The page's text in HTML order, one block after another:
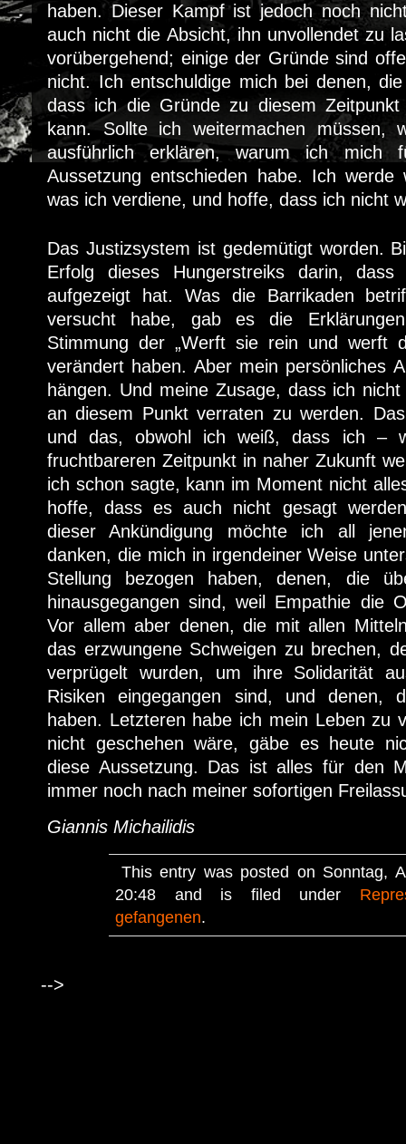
haben. Dieser Kampf ist jedoch noch
auch nicht die Absicht, ihn unvollendet zu
vorübergehend; einige der Gründe sind
nicht. Ich entschuldige mich bei denen,
dass ich die Gründe zu diesem
kann. Sollte ich weitermachen müssen,
ausführlich erklären, warum ich mich
Aussetzung entschieden habe. Ich
was ich verdiene, und hoffe, dass ich nicht
Das Justizsystem ist gedemütigt worden.
Erfolg dieses Hungerstreiks darin,
aufgezeigt hat. Was die Barrikaden
versucht habe, gab es die
Stimmung der „Werft sie rein und werft
verändert haben. Aber mein persönliches
hängen. Und meine Zusage, dass ich
an diesem Punkt verraten zu werden.
und das, obwohl ich weiß, dass ich –
fruchtbareren Zeitpunkt in naher Zukunft
ich schon sagte, kann im Moment nicht
hoffe, dass es auch nicht gesagt
dieser Ankündigung möchte ich all
danken, die mich in irgendeiner Weise
Stellung bezogen haben, denen, die
hinausgegangen sind, weil Empathie die
Vor allem aber denen, die mit allen
das erzwungene Schweigen zu brechen,
verprügelt wurden, um ihre Solidarität
Risiken eingegangen sind, und denen,
haben. Letzteren habe ich mein Leben zu
nicht geschehen wäre, gäbe es heute
diese Aussetzung. Das ist alles für den
immer noch nach meiner sofortigen
Giannis Michailidis
This entry was posted on Sonntag,
20:48 and is filed under
gefangenen.
-->